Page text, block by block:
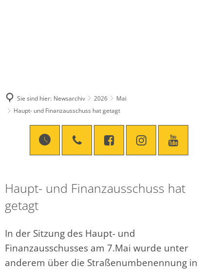
Sie sind hier: Newsarchiv 2026
Mai
Haupt- und Finanzausschuss hat getagt
Haupt- und Finanzausschuss hat
getagt
In der Sitzung des Haupt- und
Finanzausschusses am 7.Mai wurde unter
anderem über die Straßenumbenennung in